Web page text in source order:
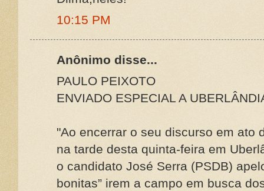
10:15 PM
Anônimo disse...
PAULO PEIXOTO
ENVIADO ESPECIAL A
"Ao encerrar o seu discurso em ato
na tarde desta quinta-feira em
o candidato José Serra (PSDB)
bonitas” irem a campo em busca